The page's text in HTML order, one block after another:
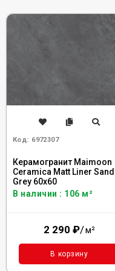
Код: 6972307
Керамогранит Maimoon
Ceramica Matt Liner Sand
Grey 60x60
В наличии : 106 м²
2 290 ₽/м²
В корзину